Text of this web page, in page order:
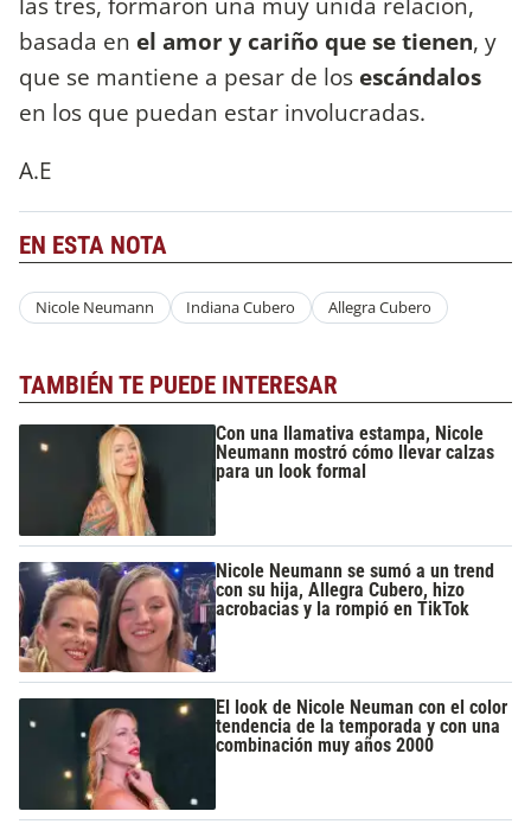
basada en el amor y cariño que se tienen, y
que se mantiene a pesar de los escándalos
en los que puedan estar involucradas.
A.E
EN ESTA NOTA
Nicole Neumann Indiana Cubero Allegra Cubero
TAMBIÉN TE PUEDE INTERESAR
Con una llamativa estampa, Nicole
Neumann mostró cómo llevar calzas
para un look formal
Nicole Neumann se sumó a un trend
con su hija, Allegra Cubero, hizo
acrobacias y la rompió en TikTok
El look de Nicole Neuman con el color
tendencia de la temporada y con una
combinación muy años 2000